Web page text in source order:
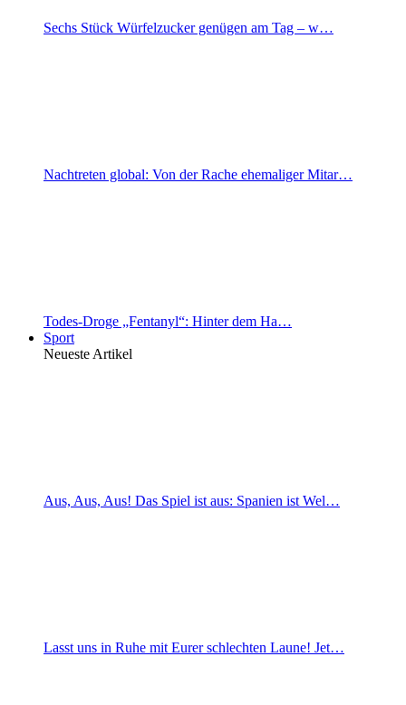
Sechs Stück Würfelzucker genügen am Tag – w…
Nachtreten global: Von der Rache ehemaliger Mitar…
Todes-Droge „Fentanyl“: Hinter dem Ha…
Sport
Neueste Artikel
Aus, Aus, Aus! Das Spiel ist aus: Spanien ist Wel…
Lasst uns in Ruhe mit Eurer schlechten Laune! Jet…